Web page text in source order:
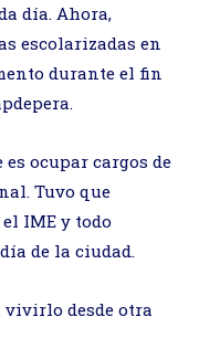
día. Ahora,
escolarizadas en
durante el fin
es ocupar cargos de
Tuvo que
IME y todo
de la ciudad.
vivirlo desde otra